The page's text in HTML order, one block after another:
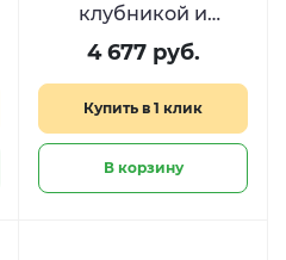
клубникой и
виноградом «Сбор
урожая»
4 677 руб.
Купить в 1 клик
В корзину